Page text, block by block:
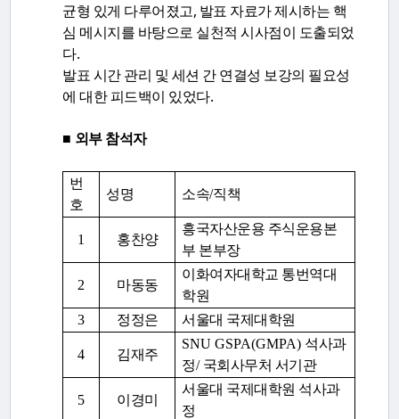
균형 있게 다루어졌고, 발표 자료가 제시하는 핵
심 메시지를 바탕으로 실천적 시사점이 도출되었
다.
발표 시간 관리 및 세션 간 연결성 보강의 필요성
에 대한 피드백이 있었다.
■ 외부 참석자
번
호
성명 소속/직책
1 홍찬양
흥국자산운용 주식운용본
부 본부장
2 마동동
이화여자대학교 통번역대
학원
3
정정은 서울대 국제대학원
4 김재주
SNU GSPA(GMPA) 석사과
정/ 국회사무처 서기관
5 이경미
서울대 국제대학원 석사과
정